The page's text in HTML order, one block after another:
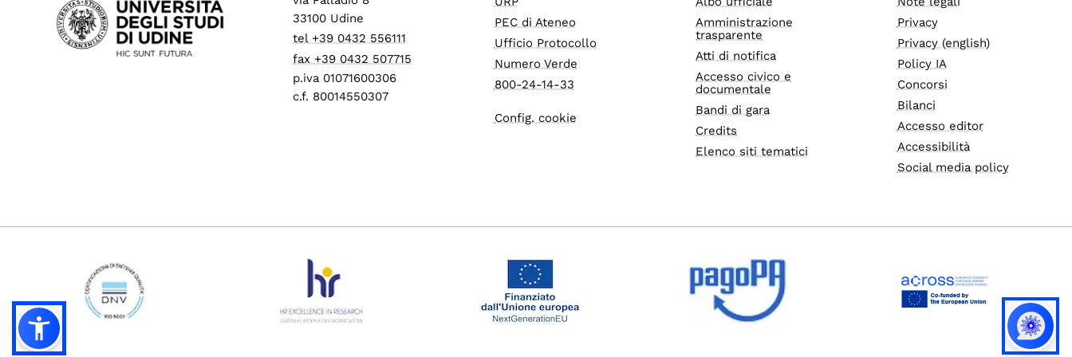
33100 Udine
tel +39 0432 556111
fax +39 0432 507715
p.iva 01071600306
c.f. 80014550307
PEC di Ateneo
Ufficio Protocollo
Numero Verde
800-24-14-33
Config. cookie
Amministrazione
trasparente
Atti di notifica
Accesso civico e
documentale
Bandi di gara
Credits
Elenco siti tematici
Privacy
Privacy (english)
Policy IA
Concorsi
Bilanci
Accesso editor
Accessibilità
Social media policy